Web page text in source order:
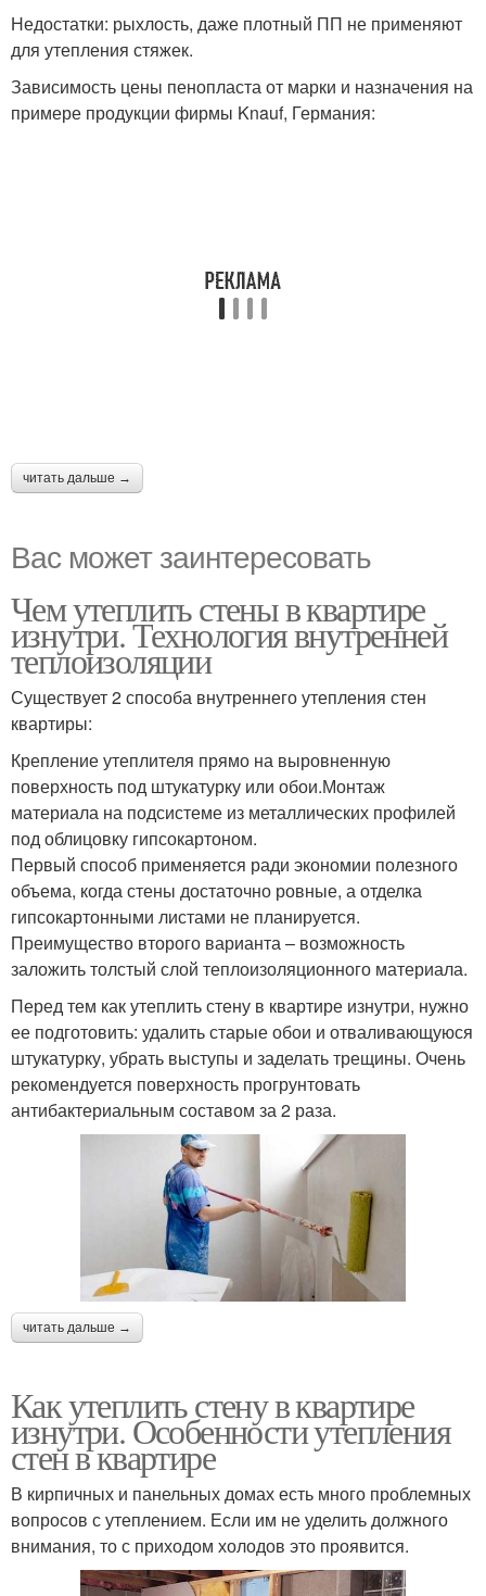
Недостатки: рыхлость, даже плотный ПП не применяют
для утепления стяжек.
Зависимость цены пенопласта от марки и назначения на
примере продукции фирмы Knauf, Германия:
читать дальше →
Вас может заинтересовать
Чем утеплить стены в квартире
изнутри. Технология внутренней
теплоизоляции
Существует 2 способа внутреннего утепления стен
квартиры:
Крепление утеплителя прямо на выровненную
поверхность под штукатурку или обои.Монтаж
материала на подсистеме из металлических профилей
под облицовку гипсокартоном.
Первый способ применяется ради экономии полезного
объема, когда стены достаточно ровные, а отделка
гипсокартонными листами не планируется.
Преимущество второго варианта – возможность
заложить толстый слой теплоизоляционного материала.
Перед тем как утеплить стену в квартире изнутри, нужно
ее подготовить: удалить старые обои и отваливающуюся
штукатурку, убрать выступы и заделать трещины. Очень
рекомендуется поверхность прогрунтовать
антибактериальным составом за 2 раза.
читать дальше →
Как утеплить стену в квартире
изнутри. Особенности утепления
стен в квартире
В кирпичных и панельных домах есть много проблемных
вопросов с утеплением. Если им не уделить должного
внимания, то с приходом холодов это проявится.